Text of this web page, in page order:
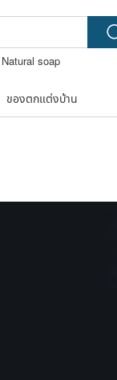
Natural soap
ของตกแต่งบ้าน